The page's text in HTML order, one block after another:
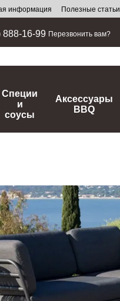
информация Полезные статьи
888-16-99 Перезвонить вам?
Специи
и
соусы
Аксессуары
BBQ